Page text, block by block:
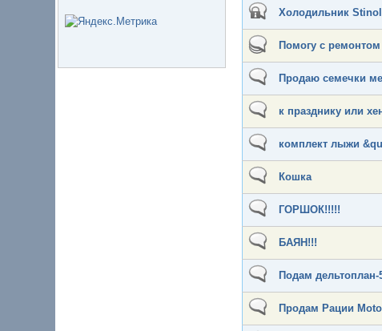
Холодильник
Помогу с
Продаю семечки
к празднику или
комплект лыжи
Кошка
ГОРШОК!!!!!
БАЯН!!!
Подам дельтоплан-
Продам Рации